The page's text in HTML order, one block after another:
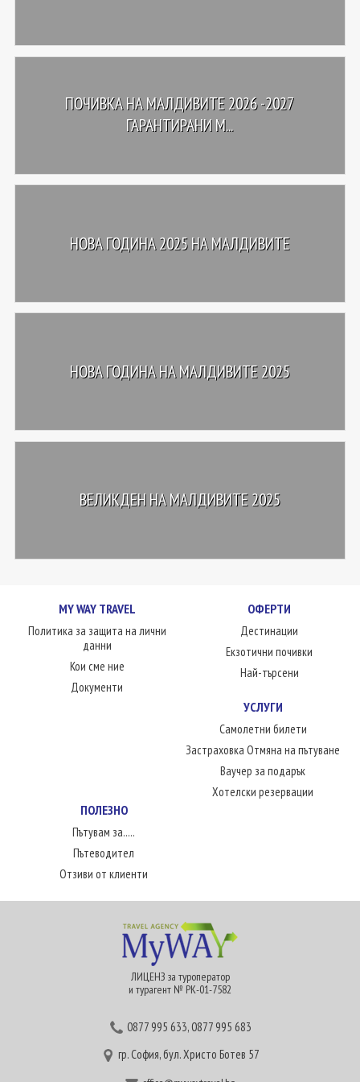
ПОЧИВКА НА МАЛДИВИТЕ 2026 -2027
ГАРАНТИРАНИ М...
НОВА ГОДИНА 2025 НА МАЛДИВИТЕ
НОВА ГОДИНА НА МАЛДИВИТЕ 2025
ВЕЛИКДЕН НА МАЛДИВИТЕ 2025
MY WAY TRAVEL
Политика за защита на лични
данни
Кои сме ние
Документи
ОФЕРТИ
Дестинации
Екзотични почивки
Най-търсени
УСЛУГИ
Самолетни билети
Застраховка Отмяна на пътуване
Ваучер за подарък
Хотелски резервации
ПОЛЕЗНО
Пътувам за.....
Пътеводител
Отзиви от клиенти
ЛИЦЕНЗ за туроператор
и турагент № РК-01-7582
0877 995 633,0877 995 683
гр. София, бул. Христо Ботев 57